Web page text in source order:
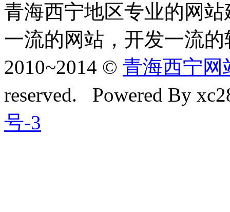
青海西宁地区专业的网
一流的网站，开发一流的
2010~2014 © 青海西宁网
reserved. Powered By
号-3